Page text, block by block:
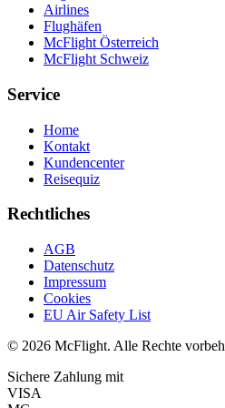
Airlines
Flughäfen
McFlight Österreich
McFlight Schweiz
Service
Home
Kontakt
Kundencenter
Reisequiz
Rechtliches
AGB
Datenschutz
Impressum
Cookies
EU Air Safety List
© 2026 McFlight. Alle Rechte
Sichere Zahlung mit
VISA